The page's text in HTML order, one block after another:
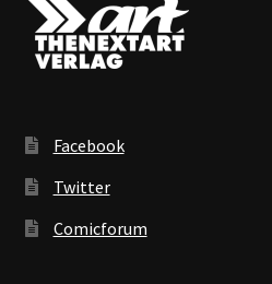
Facebook
Twitter
Comicforum